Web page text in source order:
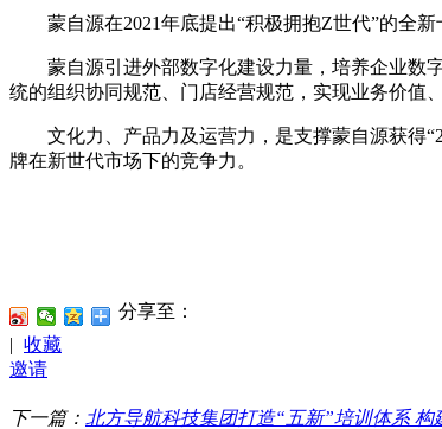
蒙自源在2021年底提出“积极拥抱Z世代”的全新
蒙自源引进外部数字化建设力量，培养企业数字
统的组织协同规范、门店经营规范，实现业务价值
文化力、产品力及运营力，是支撑蒙自源获得
牌在新世代市场下的竞争力。
分享至：
| 收藏
邀请
下一篇： 北方导航科技集团打造“五新”培训体系 构